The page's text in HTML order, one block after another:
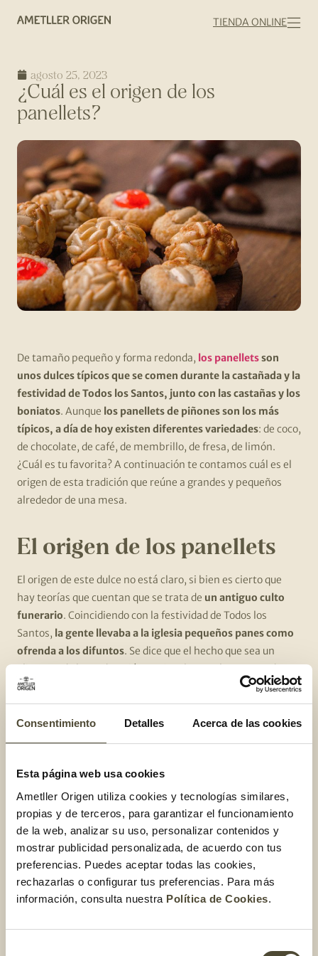
Consentimiento Detalles Acerca de las cookies
Esta página web usa cookies
Ametller Origen utiliza cookies y tecnologías similares,
propias y de terceros, para garantizar el funcionamiento
de la web, analizar su uso, personalizar contenidos y
mostrar publicidad personalizada, de acuerdo con tus
preferencias. Puedes aceptar todas las cookies,
rechazarlas o configurar tus preferencias. Para más
información, consulta nuestra Política de Cookies.
TIENDA ONLINE
agosto 25, 2023
¿Cuál es el origen de los
panellets?
De tamaño pequeño y forma redonda, los panelletsson
unos dulces típicos que se comen durante la castañada y la
festividad de Todos los Santos, junto con las castañas y los
boniatos. Aunque los panellets de piñones son los más
típicos, a día de hoy existen diferentes variedades: de coco,
de chocolate, de café, de membrillo, de fresa, de limón.
¿Cuál es tu favorita? A continuación te contamos cuál es el
origen de esta tradición que reúne a grandes y pequeños
alrededor de una mesa.
El origen de los panellets
El origen de este dulce no está claro, si bien es cierto que
hay teorías que cuentan que se trata de un antiguo culto
funerario. Coincidiendo con la festividad de Todos los
Santos, la gente llevaba a la iglesia pequeños panes como
ofrenda a los difuntos. Se dice que el hecho que sea un
alimento de larga duración se vincula con el concepto de
eternidad. Por otro lado, como la base de los panellets es la
almendra, se supone que su origen es árabe.
¿Cuáles son los
ingredientes básicos para
elaborarlos?
La base de los panellets, sean del sabor que sean, son
las
almendras molidas y crudas mezcladas con un poco de
patata o boniato
. A esta mezcla
se le añaden los huevos y
el azúcar . Estos son los ingredientes básicos para preparar
una cobertura de piñones, un poco de cacao, coco rallado,